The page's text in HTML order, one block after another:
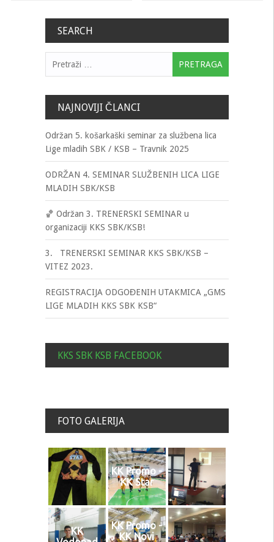
SEARCH
NAJNOVIJI ČLANCI
Održan 5. košarkaški seminar za službena lica
Lige mladih SBK / KSB – Travnik 2025
ODRŽAN 4. SEMINAR SLUŽBENIH LICA LIGE
MLADIH SBK/KSB
🏀 Održan 3. TRENERSKI SEMINAR u
organizaciji KKS SBK/KSB!
3. TRENERSKI SEMINAR KKS SBK/KSB –
VITEZ 2023.
REGISTRACIJA ODGOĐENIH UTAKMICA „GMS
LIGE MLADIH KKS SBK KSB“
KKS SBK KSB FACEBOOK
FOTO GALERIJA
KK Promo -
KK Star
KK
KK Promo -
KK Novi